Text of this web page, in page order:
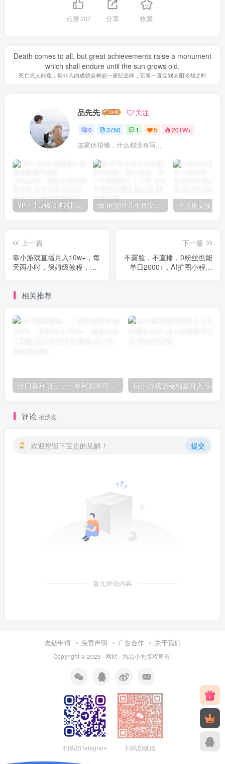
点赞207 分享 收藏
Death comes to all, but great achievements raise a monument
which shall endure until the sun grows old.
死亡无人能免，但非凡的成就会树起一座纪念碑，它将一直立到太阳冷却之时
品先先 关注
0 3750 1 5 201W+
这家伙很懒，什么都没有写...
VP-n【白鲸加速器】在国内也能刷油管、Instagram，我送你无限免费流量 永久免费-知名技术官-品小先项目发源地 做 IP 切片几个月没赚到什么钱，蹭上热点，靠一个视频赚了二十万-品小先项目发源地
上一篇
靠小游戏直播月入10w+，每
天两小时，保姆级教程，小
下一篇
不露脸，不直播，0粉丝也能
单日2000+，AI扩图小程序
相关推荐
冷门暴利项目，一单利润率可达 900%，轻松日入 500+，适合小白 0 基础-品小先项目发源地
评论 抢沙发
欢迎您留下宝贵的见解！ 提交
暂无评论内容
友链申请 免责声明 广告合作 关于我们
Copyright © 2023 · 网站 · 为品小先版权所有.
扫码加Telegram 扫码加微信